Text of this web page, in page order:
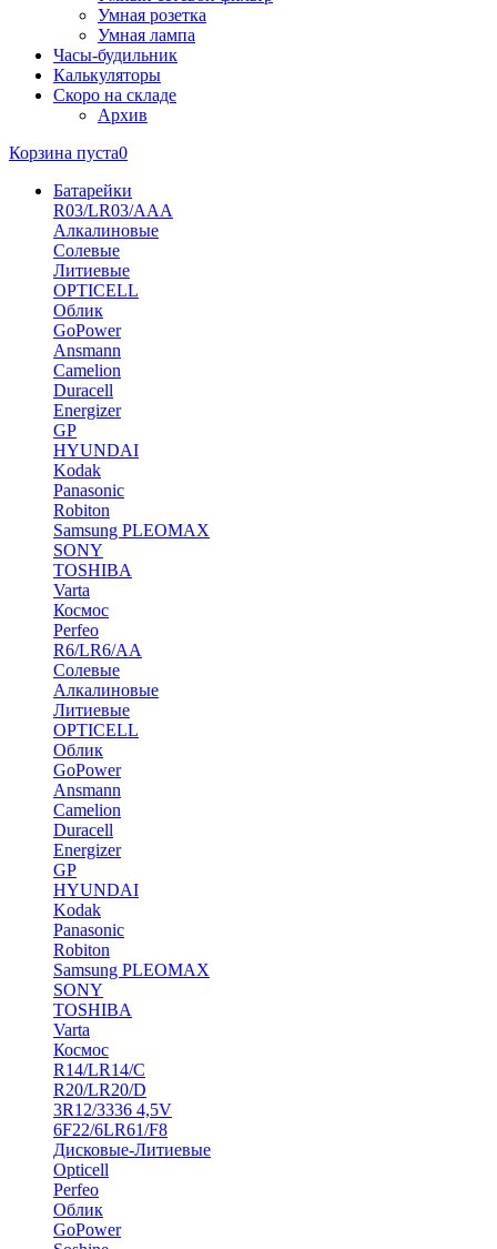
Умная розетка
Умная лампа
Часы-будильник
Калькуляторы
Скоро на складе
Архив
Корзина пуста0
Батарейки
R03/LR03/AAA
Алкалиновые
Солевые
Литиевые
OPTICELL
Облик
GoPower
Ansmann
Camelion
Duracell
Energizer
GP
HYUNDAI
Kodak
Panasonic
Robiton
Samsung PLEOMAX
SONY
TOSHIBA
Varta
Космос
Perfeo
R6/LR6/AA
Солевые
Алкалиновые
Литиевые
OPTICELL
Облик
GoPower
Ansmann
Camelion
Duracell
Energizer
GP
HYUNDAI
Kodak
Panasonic
Robiton
Samsung PLEOMAX
SONY
TOSHIBA
Varta
Космос
R14/LR14/C
R20/LR20/D
3R12/3336 4,5V
6F22/6LR61/F8
Дисковые-Литиевые
Opticell
Perfeo
Облик
GoPower